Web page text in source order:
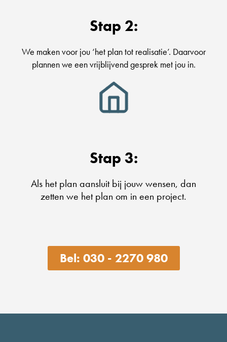
Stap 2:
We maken voor jou ‘het plan tot realisatie’. Daarvoor
plannen we een vrijblijvend gesprek met jou in.
Stap 3:
Als het plan aansluit bij jouw wensen, dan
zetten we het plan om in een project.
Bel: 030 - 2270 980